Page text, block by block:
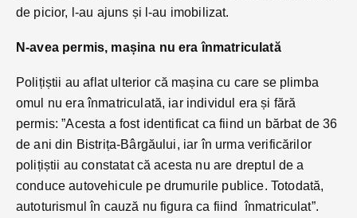
de picior, l-au ajuns și l-au imobilizat.
N-avea permis, mașina nu era înmatriculată
Polițiștii au aflat ulterior că mașina cu care se plimba
omul nu era înmatriculată, iar individul era și fără
permis: ”Acesta a fost identificat ca fiind un bărbat de 36
de ani din Bistrița-Bârgăului, iar în urma verificărilor
polițiștii au constatat că acesta nu are dreptul de a
conduce autovehicule pe drumurile publice. Totodată,
autoturismul în cauză nu figura ca fiind înmatriculat”.